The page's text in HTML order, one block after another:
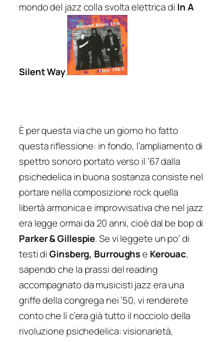
mondo del jazz colla svolta elettrica di In A
Silent Way.
È per questa via che un giorno ho fatto
questa riflessione: in fondo, l’ampliamento di
spettro sonoro portato verso il ’67 dalla
psichedelica in buona sostanza consiste nel
portare nella composizione rock quella
libertà armonica e improvvisativa che nel jazz
era legge ormai da 20 anni, cioè dal be bop di
Parker & Gillespie. Se vi leggete un po’ di
testi diGinsberg, Burroughse Kerouac,
sapendo che la prassi del reading
accompagnato da musicisti jazz era una
griffe della congrega nei ’50, vi renderete
conto che lì c’era già tutto il nocciolo della
rivoluzione psichedelica: visionarietà,